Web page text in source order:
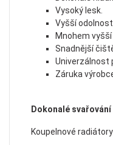
Vysoký lesk.
Vyšší
Mnohem
Snadnější
Univerzálnost
Záruka
Dokonalé
Koupelnové